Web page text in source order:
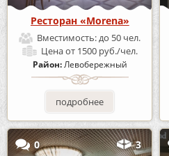
Ресторан «Morena»
Вместимость:до 50 чел.
Ценаот 1500 руб./чел.
Район:Левобережный
подробнее
0 3